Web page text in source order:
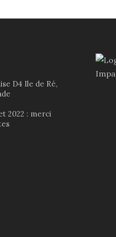
D4 Ile de Ré,
2022 : merci